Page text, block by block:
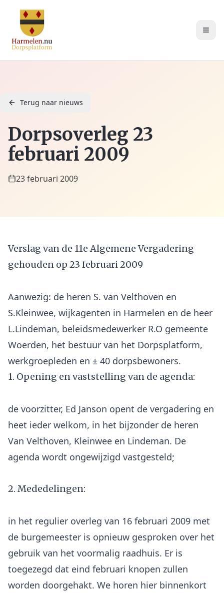
Terug naar nieuws
Dorpsoverleg 23
februari 2009
23 februari 2009
Verslag van de 11e Algemene Vergadering
gehouden op 23 februari 2009
Aanwezig: de heren S. van Velthoven en
S.Kleinwee, wijkagenten in Harmelen en de heer
L.Lindeman, beleidsmedewerker R.O gemeente
Woerden, het bestuur van het Dorpsplatform,
1. Opening en vaststelling van de agenda:
de voorzitter, Ed Janson opent de vergadering en
heet ieder welkom, in het bijzonder de heren
Van Velthoven, Kleinwee en Lindeman. De
2. Mededelingen:
in het regulier overleg van 16 februari 2009 met
de burgemeester is opnieuw gesproken over het
gebruik van het voormalig raadhuis. Er is
toegezegd dat eind februari knopen zullen
worden doorgehakt. We horen hier binnenkort